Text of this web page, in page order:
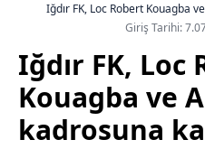
Iğdır FK, Loc Robert Kouagba
Giriş Tarihi:
Iğdır FK, Loc
Kouagba ve
kadrosuna